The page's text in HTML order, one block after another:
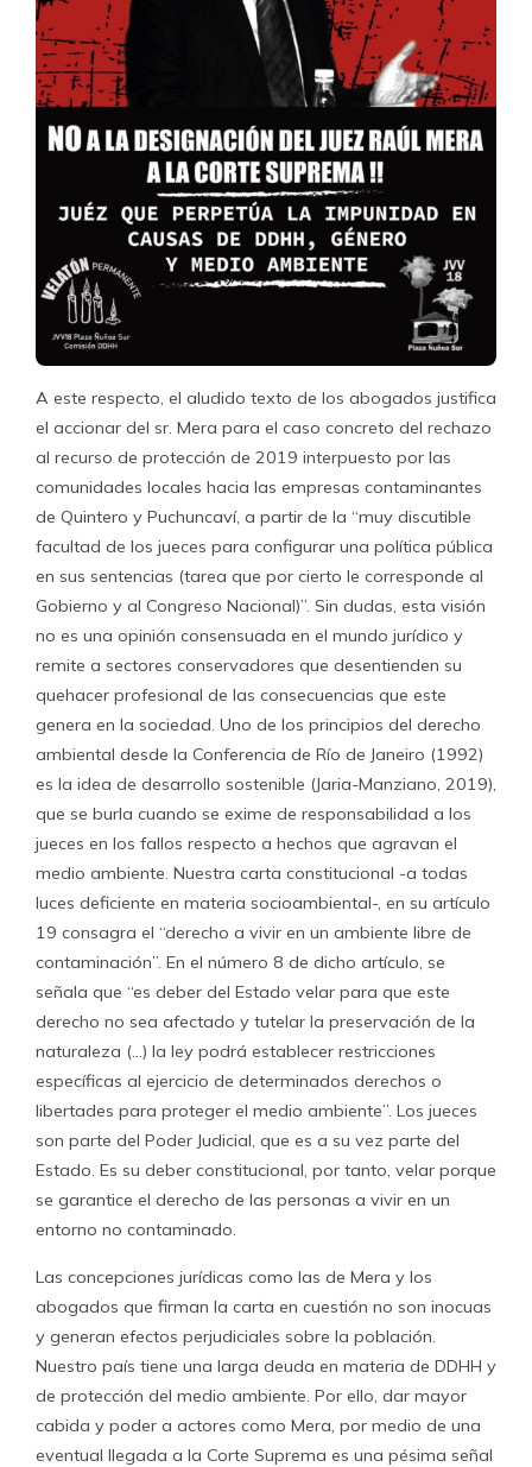
A este respecto, el aludido texto de los abogados justifica
el accionar del sr. Mera para el caso concreto del rechazo
al recurso de protección de 2019 interpuesto por las
comunidades locales hacia las empresas contaminantes
de Quintero y Puchuncaví, a partir de la “muy discutible
facultad de los jueces para configurar una política pública
en sus sentencias (tarea que por cierto le corresponde al
Gobierno y al Congreso Nacional)”. Sin dudas, esta visión
no es una opinión consensuada en el mundo jurídico y
remite a sectores conservadores que desentienden su
quehacer profesional de las consecuencias que este
genera en la sociedad. Uno de los principios del derecho
ambiental desde la Conferencia de Río de Janeiro (1992)
es la idea de desarrollo sostenible (Jaria-Manziano, 2019),
que se burla cuando se exime de responsabilidad a los
jueces en los fallos respecto a hechos que agravan el
medio ambiente. Nuestra carta constitucional -a todas
luces deficiente en materia socioambiental-, en su artículo
19 consagra el “derecho a vivir en un ambiente libre de
contaminación”. En el número 8 de dicho artículo, se
señala que “es deber del Estado velar para que este
derecho no sea afectado y tutelar la preservación de la
naturaleza (…) la ley podrá establecer restricciones
específicas al ejercicio de determinados derechos o
libertades para proteger el medio ambiente”. Los jueces
son parte del Poder Judicial, que es a su vez parte del
Estado. Es su deber constitucional, por tanto, velar porque
se garantice el derecho de las personas a vivir en un
entorno no contaminado.
Las concepciones jurídicas como las de Mera y los
abogados que firman la carta en cuestión no son inocuas
y generan efectos perjudiciales sobre la población.
Nuestro país tiene una larga deuda en materia de DDHH y
de protección del medio ambiente. Por ello, dar mayor
cabida y poder a actores como Mera, por medio de una
eventual llegada a la Corte Suprema es una pésima señal